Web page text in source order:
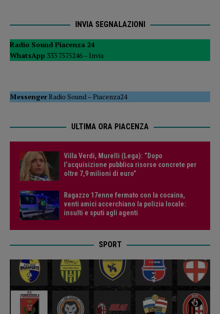
INVIA SEGNALAZIONI
Radio Sound Piacenza 24
WhatsApp 333 7575246 – Invia
MessengerRadio Sound–Piacenza24
ULTIMA ORA PIACENZA
Villa Verdi, Murelli (Lega): “Dopo
l’acquisizione pubblica risorse concrete per
oltre 7,9 milioni di euro”
Ragazzo 17enne fermato con la cocaina,
venti amici accerchiano la polizia locale:
insulti e sputi agli agenti
SPORT